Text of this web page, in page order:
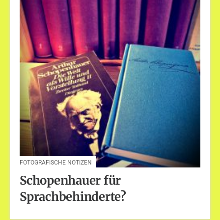
FOTOGRAFISCHE NOTIZEN
Schopenhauer für
Sprachbehinderte?